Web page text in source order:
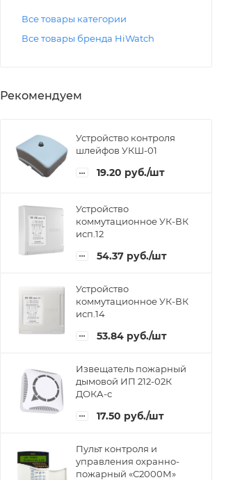
Все товары категории
Все товары бренда HiWatch
Рекомендуем
Устройство контроля
шлейфов УКШ-01
19.20 руб./шт
Устройство
коммутационное УК-ВК
исп.12
54.37 руб./шт
Устройство
коммутационное УК-ВК
исп.14
53.84 руб./шт
Извещатель пожарный
дымовой ИП 212-02К
ДОКА-с
17.50 руб./шт
Пульт контроля и
управления охранно-
пожарный «С2000М»